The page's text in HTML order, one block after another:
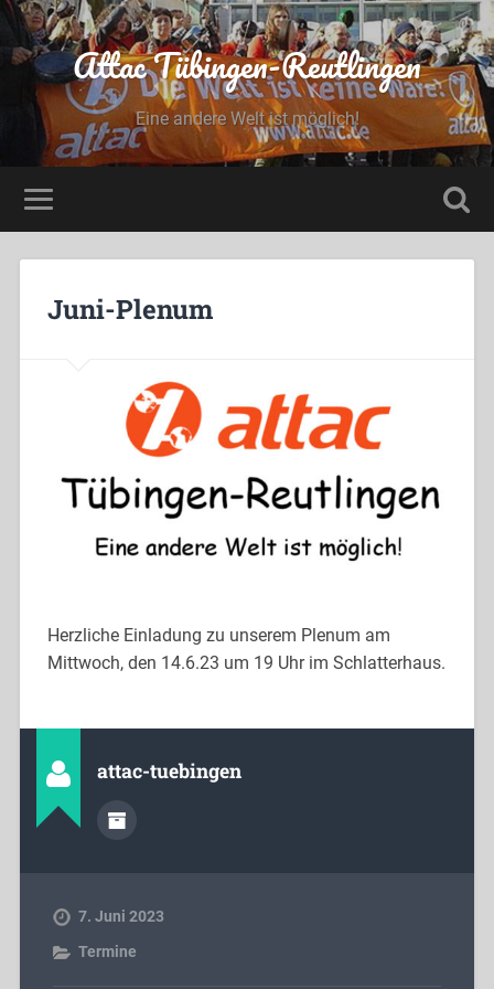
Attac Tübingen-Reutlingen
Eine andere Welt ist möglich!
Juni-Plenum
Herzliche Einladung zu unserem Plenum am
Mittwoch, den 14.6.23 um 19 Uhr im Schlatterhaus.
attac-tuebingen
7. Juni 2023
Termine